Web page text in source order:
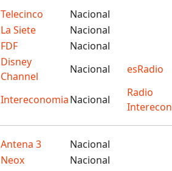
Telecinco
Nacional
La Siete
Nacional
FDF
Nacional
Disney
Channel
Nacional esRadio
IntereconomiaNacional
Radio
Antena 3
Nacional
Neox
Nacional